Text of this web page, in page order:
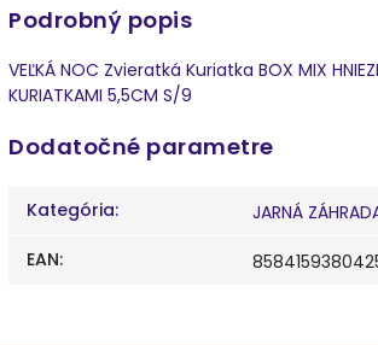
Podrobný popis
VEĽKÁ NOC Zvieratká Kuriatka BOX MIX
KURIATKAMI 5,5CM S/9
Dodatočné parametre
Kategória:
JARNÁ
EAN: